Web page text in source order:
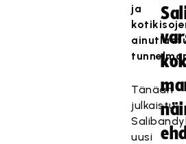
ja
Tänään
julkaistu
uusi